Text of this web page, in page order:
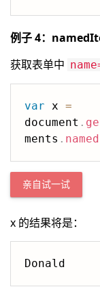
例子 4：
获取表单中
var x =
document .
ments .
亲自试一试
x 的结果将是：
Donald